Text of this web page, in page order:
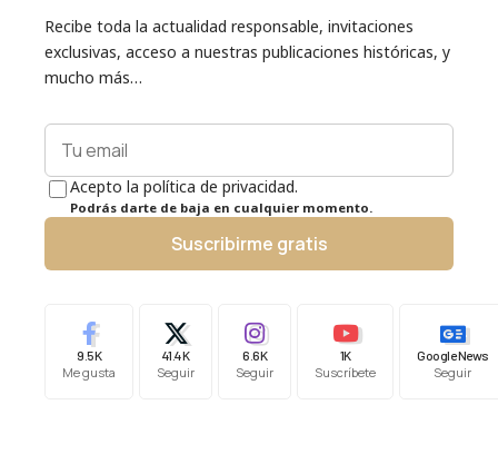
Recibe toda la actualidad responsable, invitaciones
exclusivas, acceso a nuestras publicaciones históricas, y
mucho más…
Acepto la política de privacidad.
Podrás darte de baja en cualquier momento.
Suscribirme gratis
9.5K
Me gusta
41.4K
Seguir
6.6K
Seguir
1K
Suscríbete
Google News
Seguir